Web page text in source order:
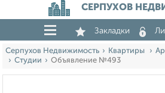
СЕРПУХОВ
Закладки
Серпухов Недвижимость Квартиры
Студии
Объявление №493